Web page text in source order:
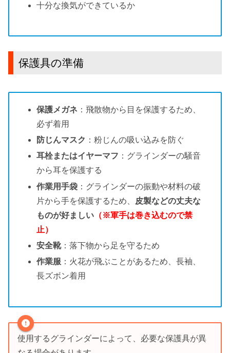
十分な換気ができているか
保護具の準備
保護メガネ ：飛散物から目を保護するため、
必ず着用
防じんマスク ：粉じんの吸い込みを防ぐ
耳栓またはイヤーマフ ：グラインダーの騒音
から耳を保護する
作業用手袋 ：グラインダーの振動や材料の破
片から手を保護するため、
皮製などの丈夫な
ものが好ましい （※軍手は巻き込むので禁
止）
安全靴：落下物から足を守るため
作業服 ：火花が飛ぶことがあるため、長袖、
長ズボン着用
使用するグラインダーによって、必要な保護具が異